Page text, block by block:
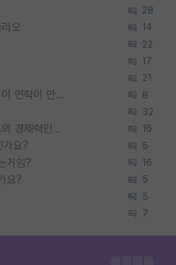
28
오 14
22
17
21
석박사 과정 합격하고, 컨택했던교수님이 연락이 안됩니다... 8
32
박사진학하기에 2억은 괜찮은 (?) 정도의 경제력인가요 16
가요? 5
거임? 16
요? 5
5
7